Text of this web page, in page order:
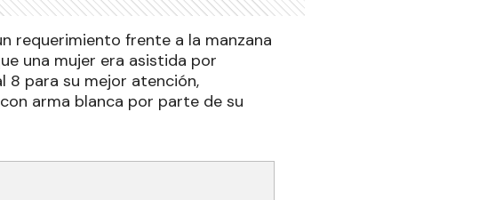
requerimiento frente a la manzana
una mujer era asistida por
8 para su mejor atención,
arma blanca por parte de su